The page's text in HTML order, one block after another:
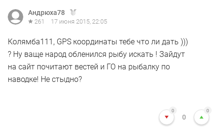
Андрюха78
261 17 июня 2015, 22:05
Колямба111, GPS координаты тебе что ли дать )))
? Ну ваще народ обленился рыбу искать ! Зайдут
на сайт почитают вестей и ГО на рыбалку по
наводке! Не стыдно?
0
0
0